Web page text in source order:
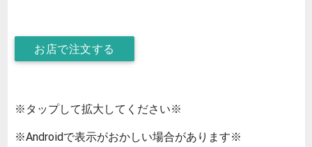
お店で注文する
※タップして拡大してください※
※Androidで表示がおかしい場合があります※